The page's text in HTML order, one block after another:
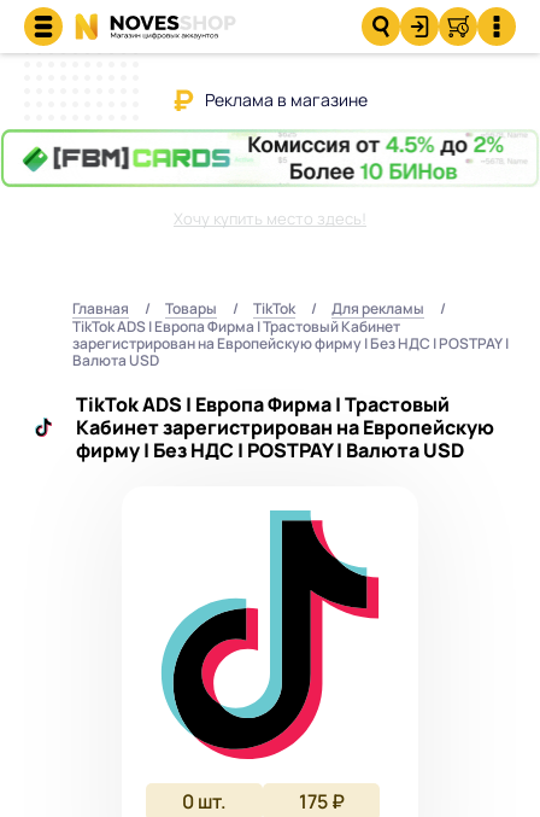
Реклама в магазине
Хочу купить место здесь!
Главная Товары TikTok
Для рекламы
TikTok ADS | Европа Фирма | Трастовый Кабинет
зарегистрирован на Европейскую фирму | Без НДС | POSTPAY |
Валюта USD
TikTok ADS | Европа Фирма | Трастовый
Кабинет зарегистрирован на Европейскую
фирму | Без НДС | POSTPAY | Валюта USD
0шт. 175 ₽